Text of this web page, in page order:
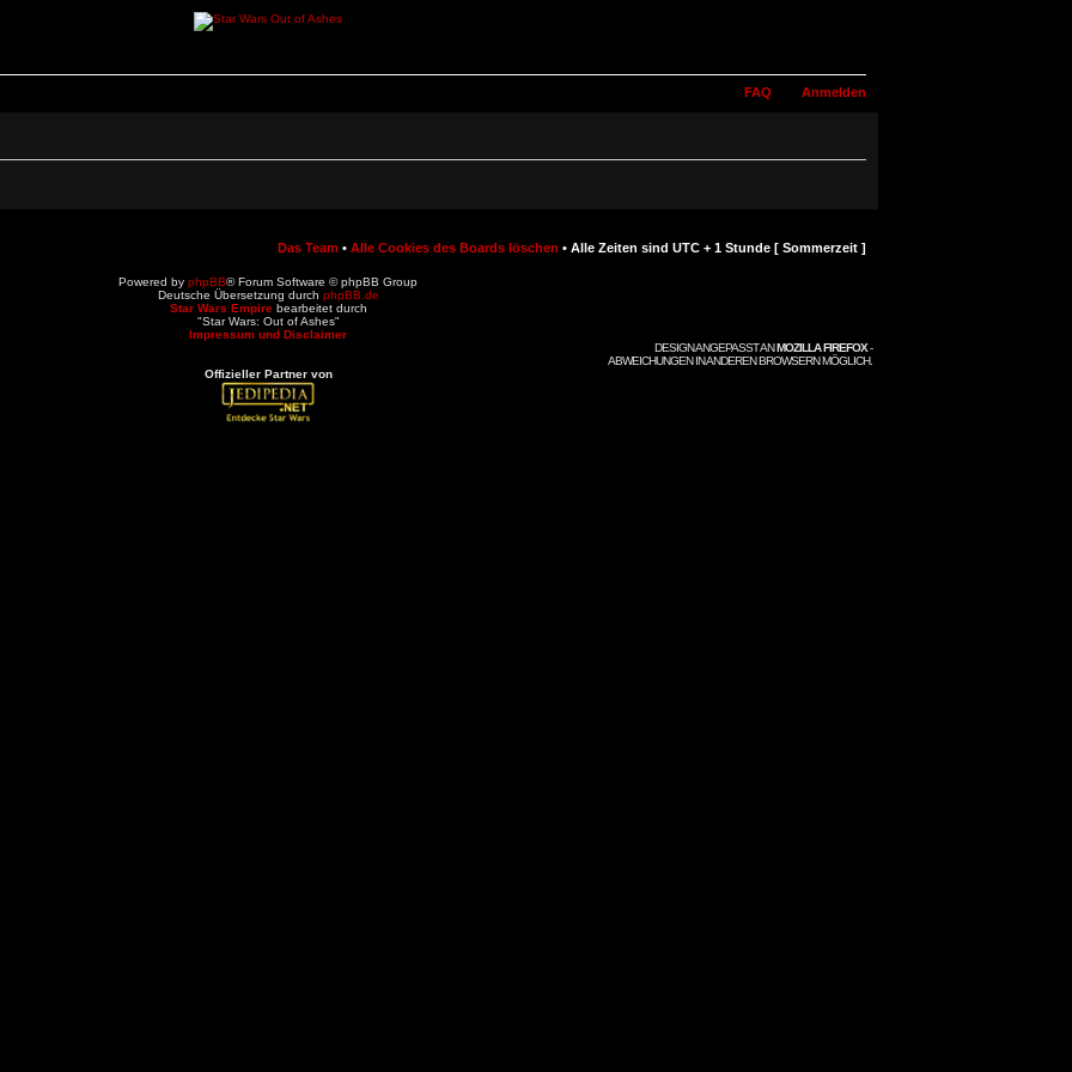
FAQ Anmelden
Das Team • Alle Cookies des Boards löschen • Alle Zeiten sind UTC + 1 Stunde [ Sommerzeit ]
Powered by phpBB® Forum Software © phpBB Group
Deutsche Übersetzung durch phpBB.de
Star Wars Empirebearbeitet durch
"Star Wars: Out of Ashes"
Impressum und Disclaimer
DESIGN ANGEPASST ANMOZILLA FIREFOX-
ABWEICHUNGEN IN ANDEREN BROWSERN MÖGLICH.
Offizieller Partner von